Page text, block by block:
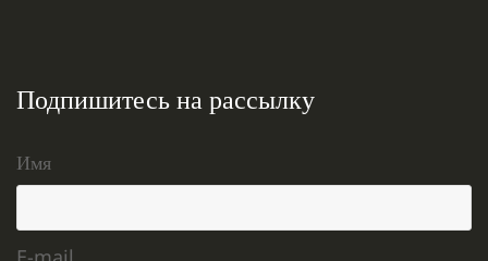
Подпишитесь на рассылку
Имя